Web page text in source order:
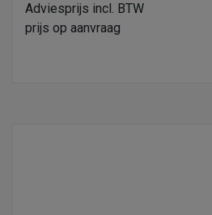
Adviesprijs incl. BTW
prijs op aanvraag